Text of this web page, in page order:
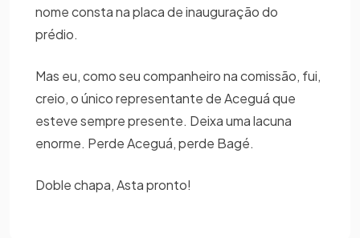
nome consta na placa de inauguração do
prédio.
Mas eu, como seu companheiro na comissão, fui,
creio, o único representante de Aceguá que
esteve sempre presente. Deixa uma lacuna
enorme. Perde Aceguá, perde Bagé.
Doble chapa, Asta pronto!